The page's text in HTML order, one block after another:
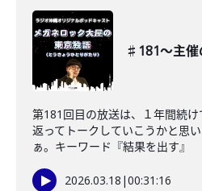
♯181〜主催
第181回目の放送は、１年間続
返ってトークしていこうかと思
ぁ。キーワード『結果を出す』
2026.03.18 |00:31:16